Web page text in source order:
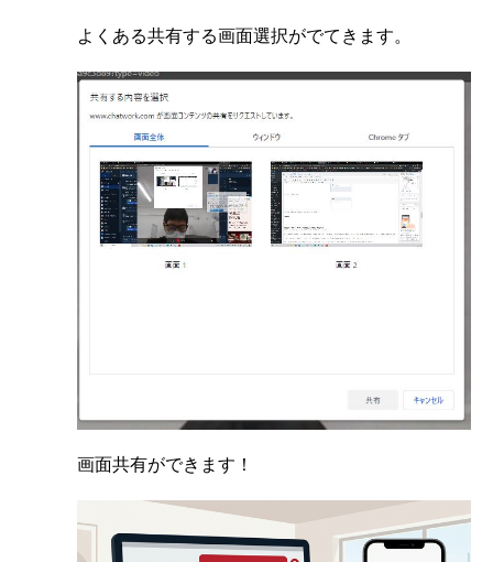
よくある共有する画面選択がでてきます。
画面共有ができます！